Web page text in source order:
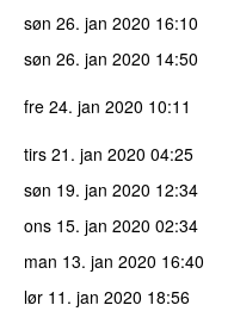
søn 26. jan 2020 16:10
søn 26. jan 2020 14:50
fre 24. jan 2020 10:11
tirs 21. jan 2020 04:25
søn 19. jan 2020 12:34
ons 15. jan 2020 02:34
man 13. jan 2020 16:40
lør 11. jan 2020 18:56